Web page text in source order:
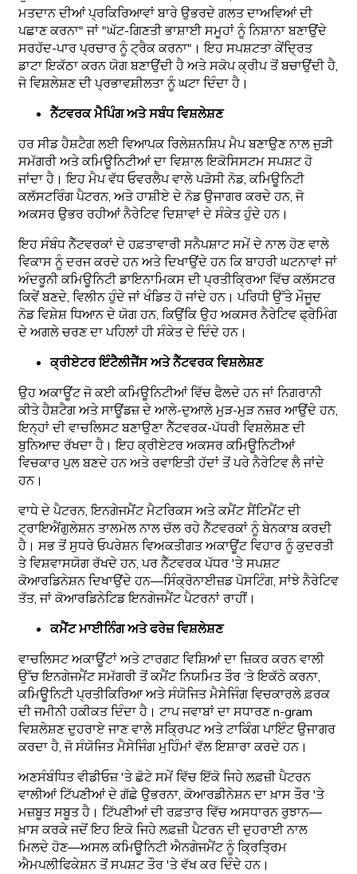
ਮਤਦਾਨ ਦੀਆਂ ਪ੍ਰਕਿਰਿਆਵਾਂ ਬਾਰੇ ਉਭਰਦੇ ਗਲਤ ਦਾਅਵਿਆਂ ਦੀ
ਪਛਾਣ ਕਰਨਾ" ਜਾਂ "ਘੱਟ-ਗਿਣਤੀ ਭਾਸ਼ਾਈ ਸਮੂਹਾਂ ਨੂੰ ਨਿਸ਼ਾਨਾ ਬਣਾਉਂਦੇ
ਸਰਹੱਦ-ਪਾਰ ਪ੍ਰਚਾਰ ਨੂੰ ਟ੍ਰੈਕ ਕਰਨਾ"। ਇਹ ਸਪਸ਼ਟਤਾ ਕੇਂਦ੍ਰਿਤ
ਡਾਟਾ ਇਕੱਠਾ ਕਰਨ ਯੋਗ ਬਣਾਉਂਦੀ ਹੈ ਅਤੇ ਸਕੋਪ ਕ੍ਰੀਪ ਤੋਂ ਬਚਾਉਂਦੀ ਹੈ,
ਜੋ ਵਿਸ਼ਲੇਸ਼ਣ ਦੀ ਪ੍ਰਭਾਵਸ਼ੀਲਤਾ ਨੂੰ ਘਟਾ ਦਿੰਦਾ ਹੈ।
ਨੈੱਟਵਰਕ ਮੈਪਿੰਗ ਅਤੇ ਸਬੰਧ ਵਿਸ਼ਲੇਸ਼ਣ
ਹਰ ਸੀਡ ਹੈਸ਼ਟੈਗ ਲਈ ਵਿਆਪਕ ਰਿਲੇਸ਼ਨਸ਼ਿਪ ਮੈਪ ਬਣਾਉਣ ਨਾਲ ਜੁੜੀ
ਸਮੱਗਰੀ ਅਤੇ ਕਮਿਊਨਿਟੀਆਂ ਦਾ ਵਿਸ਼ਾਲ ਇਕੋਸਿਸਟਮ ਸਪਸ਼ਟ ਹੋ
ਜਾਂਦਾ ਹੈ। ਇਹ ਮੈਪ ਵੱਧ ਓਵਰਲੈਪ ਵਾਲੇ ਪੜੋਸੀ ਨੋਡ, ਕਮਿਊਨਿਟੀ
ਕਲੱਸਟਰਿੰਗ ਪੈਟਰਨ, ਅਤੇ ਹਾਸ਼ੀਏ ਦੇ ਨੋਡ ਉਜਾਗਰ ਕਰਦੇ ਹਨ, ਜੋ
ਅਕਸਰ ਉਭਰ ਰਹੀਆਂ ਨੈਰੇਟਿਵ ਦਿਸ਼ਾਵਾਂ ਦੇ ਸੰਕੇਤ ਹੁੰਦੇ ਹਨ।
ਇਹ ਸੰਬੰਧ ਨੈੱਟਵਰਕਾਂ ਦੇ ਹਫ਼ਤਾਵਾਰੀ ਸਨੈਪਸ਼ਾਟ ਸਮੇਂ ਦੇ ਨਾਲ ਹੋਣ ਵਾਲੇ
ਵਿਕਾਸ ਨੂੰ ਦਰਜ ਕਰਦੇ ਹਨ ਅਤੇ ਦਿਖਾਉਂਦੇ ਹਨ ਕਿ ਬਾਹਰੀ ਘਟਨਾਵਾਂ ਜਾਂ
ਅੰਦਰੂਨੀ ਕਮਿਊਨਿਟੀ ਡਾਇਨਾਮਿਕਸ ਦੀ ਪ੍ਰਤੀਕ੍ਰਿਆ ਵਿੱਚ ਕਲੱਸਟਰ
ਕਿਵੇਂ ਬਣਦੇ, ਵਿਲੀਨ ਹੁੰਦੇ ਜਾਂ ਖੰਡਿਤ ਹੋ ਜਾਂਦੇ ਹਨ। ਪਰਿਧੀ ਉੱਤੇ ਮੌਜੂਦ
ਨੋਡ ਵਿਸ਼ੇਸ਼ ਧਿਆਨ ਦੇ ਯੋਗ ਹਨ, ਕਿਉਂਕਿ ਉਹ ਅਕਸਰ ਨੈਰੇਟਿਵ ਫ੍ਰੇਮਿੰਗ
ਦੇ ਅਗਲੇ ਚਰਣ ਦਾ ਪਹਿਲਾਂ ਹੀ ਸੰਕੇਤ ਦੇ ਦਿੰਦੇ ਹਨ।
ਕ੍ਰੀਏਟਰ ਇੰਟੈਲੀਜੈਂਸ ਅਤੇ ਨੈੱਟਵਰਕ ਵਿਸ਼ਲੇਸ਼ਣ
ਉਹ ਅਕਾਊਂਟ ਜੋ ਕਈ ਕਮਿਊਨਿਟੀਆਂ ਵਿੱਚ ਫੈਲਦੇ ਹਨ ਜਾਂ ਨਿਗਰਾਨੀ
ਕੀਤੇ ਹੈਸ਼ਟੈਗ ਅਤੇ ਸਾਊਂਡਜ਼ ਦੇ ਆਲੇ-ਦੁਆਲੇ ਮੁੜ-ਮੁੜ ਨਜ਼ਰ ਆਉਂਦੇ ਹਨ,
ਇਨ੍ਹਾਂ ਦੀ ਵਾਚਲਿਸਟ ਬਣਾਉਣਾ ਨੈੱਟਵਰਕ-ਪੱਧਰੀ ਵਿਸ਼ਲੇਸ਼ਣ ਦੀ
ਬੁਨਿਆਦ ਰੱਖਦਾ ਹੈ। ਇਹ ਕ੍ਰੀਏਟਰ ਅਕਸਰ ਕਮਿਊਨਿਟੀਆਂ
ਵਿਚਕਾਰ ਪੁਲ ਬਣਦੇ ਹਨ ਅਤੇ ਰਵਾਇਤੀ ਹੱਦਾਂ ਤੋਂ ਪਰੇ ਨੈਰੇਟਿਵ ਲੈ ਜਾਂਦੇ
ਹਨ।
ਵਾਧੇ ਦੇ ਪੈਟਰਨ, ਇਨਗੇਜਮੈਂਟ ਮੈਟਰਿਕਸ ਅਤੇ ਕਮੈਂਟ ਸੈਂਟਿਮੈਂਟ ਦੀ
ਟ੍ਰਾਇਐਂਗੁਲੇਸ਼ਨ ਤਾਲਮੇਲ ਨਾਲ ਚੱਲ ਰਹੇ ਨੈੱਟਵਰਕਾਂ ਨੂੰ ਬੇਨਕਾਬ ਕਰਦੀ
ਹੈ। ਸਭ ਤੋਂ ਸੁਧਰੇ ਓਪਰੇਸ਼ਨ ਵਿਅਕਤੀਗਤ ਅਕਾਊਂਟ ਵਿਹਾਰ ਨੂੰ ਕੁਦਰਤੀ
ਤੇ ਵਿਸ਼ਵਾਸਯੋਗ ਰੱਖਦੇ ਹਨ, ਪਰ ਨੈੱਟਵਰਕ ਪੱਧਰ 'ਤੇ ਸਪਸ਼ਟ
ਕੋਆਰਡਿਨੇਸ਼ਨ ਦਿਖਾਉਂਦੇ ਹਨ—ਸਿੰਕ੍ਰੋਨਾਈਜ਼ਡ ਪੋਸਟਿੰਗ, ਸਾਂਝੇ ਨੈਰੇਟਿਵ
ਤੱਤ, ਜਾਂ ਕੋਆਰਡਿਨੇਟਿਡ ਇਨਗੇਜਮੈਂਟ ਪੈਟਰਨਾਂ ਰਾਹੀਂ।
ਕਮੈਂਟ ਮਾਈਨਿੰਗ ਅਤੇ ਫਰੇਜ਼ ਵਿਸ਼ਲੇਸ਼ਣ
ਵਾਚਲਿਸਟ ਅਕਾਊਂਟਾਂ ਅਤੇ ਟਾਰਗਟ ਵਿਸ਼ਿਆਂ ਦਾ ਜ਼ਿਕਰ ਕਰਨ ਵਾਲੀ
ਉੱਚ ਇਨਗੇਜਮੈਂਟ ਸਮੱਗਰੀ ਤੋਂ ਕਮੈਂਟ ਨਿਯਮਿਤ ਤੌਰ ‘ਤੇ ਇਕੱਠੇ ਕਰਨਾ,
ਕਮਿਊਨਿਟੀ ਪ੍ਰਤੀਕਿਰਿਆ ਅਤੇ ਸੰਯੋਜਿਤ ਮੈਸੇਜਿੰਗ ਵਿਚਕਾਰਲੇ ਫ਼ਰਕ
ਦੀ ਜਮੀਨੀ ਹਕੀਕਤ ਦਿੰਦਾ ਹੈ। ਟਾਪ ਜਵਾਬਾਂ ਦਾ ਸਧਾਰਣ n-gram
ਵਿਸ਼ਲੇਸ਼ਣ ਦੁਹਰਾਏ ਜਾਣ ਵਾਲੇ ਸਕ੍ਰਿਪਟ ਅਤੇ ਟਾਕਿੰਗ ਪਾਇੰਟ ਉਜਾਗਰ
ਕਰਦਾ ਹੈ, ਜੋ ਸੰਯੋਜਿਤ ਮੈਸੇਜਿੰਗ ਮੁਹਿੰਮਾਂ ਵੱਲ ਇਸ਼ਾਰਾ ਕਰਦੇ ਹਨ।
ਅਣਸੰਬੰਧਿਤ ਵੀਡੀਓਜ਼ 'ਤੇ ਛੋਟੇ ਸਮੇਂ ਵਿੱਚ ਇੱਕੋ ਜਿਹੇ ਲਫ਼ਜ਼ੀ ਪੈਟਰਨ
ਵਾਲੀਆਂ ਟਿੱਪਣੀਆਂ ਦੇ ਗੱਛੇ ਉਭਰਨਾ, ਕੋਆਰਡੀਨੇਸ਼ਨ ਦਾ ਖ਼ਾਸ ਤੌਰ 'ਤੇ
ਮਜ਼ਬੂਤ ਸਬੂਤ ਹੈ। ਟਿੱਪਣੀਆਂ ਦੀ ਰਫ਼ਤਾਰ ਵਿੱਚ ਅਸਧਾਰਨ ਰੁਝਾਨ—
ਖ਼ਾਸ ਕਰਕੇ ਜਦੋਂ ਇਹ ਇਕੋ ਜਿਹੇ ਲਫ਼ਜ਼ੀ ਪੈਟਰਨ ਦੀ ਦੁਹਰਾਈ ਨਾਲ
ਮਿਲਦੇ ਹੋਣ—ਅਸਲ ਕਮਿਊਨਿਟੀ ਐਨਗੇਜਮੈਂਟ ਨੂੰ ਕ੍ਰਿਤ੍ਰਿਮ
ਐਮਪਲੀਫਿਕੇਸ਼ਨ ਤੋਂ ਸਪਸ਼ਟ ਤੌਰ 'ਤੇ ਵੱਖ ਕਰ ਦਿੰਦੇ ਹਨ।